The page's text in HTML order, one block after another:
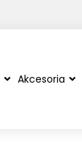
Akcesoria